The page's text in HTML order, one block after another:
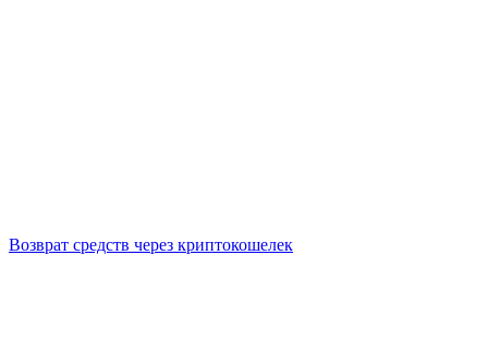
Возврат средств через криптокошелек